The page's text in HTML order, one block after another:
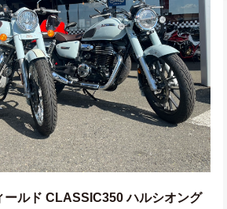
ールド CLASSIC350 ハルシオング